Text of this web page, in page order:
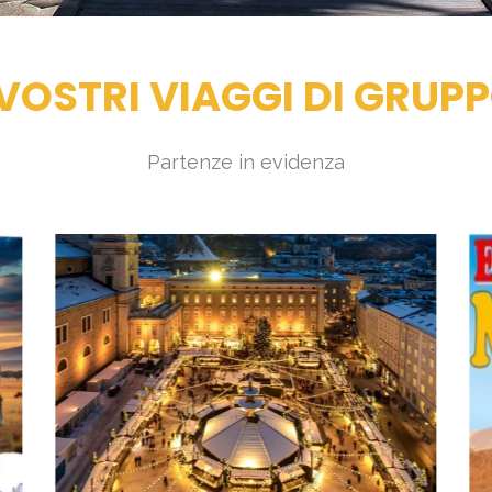
VIAGGI DI
Partenze in evidenza